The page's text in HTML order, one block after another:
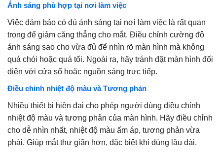
Ánh sáng phù hợp tại nơi làm việc
Việc đảm bảo có đủ ánh sáng tại nơi làm việc là rất quan
trọng để giảm căng thẳng cho mắt. Điều chỉnh cường độ
ánh sáng sao cho vừa đủ để nhìn rõ màn hình mà không
quá chói hoặc quá tối. Ngoài ra, hãy tránh đặt màn hình đối
diện với cửa sổ hoặc nguồn sáng trực tiếp.
Điều chỉnh nhiệt độ màu và Tương phản
Nhiều thiết bị hiện đại cho phép người dùng điều chỉnh
nhiệt độ màu và tương phản của màn hình. Hãy điều chỉnh
cho dễ nhìn nhất, nhiệt độ màu ấm áp, tương phản vừa
phải. Giúp mắt thư giãn hơn, đặc biệt khi dùng lâu dài.